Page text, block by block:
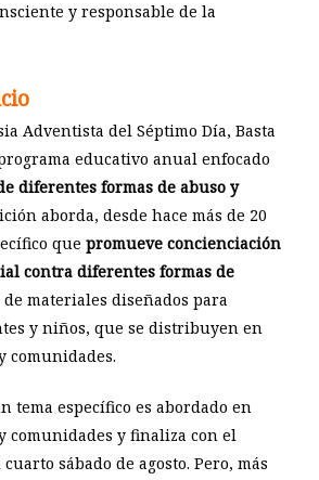
y responsable de la
Adventista del Séptimo Día, Basta
educativo anual enfocado
diferentes formas de abuso y
aborda, desde hace más de 20
que promueve concienciación
contra diferentes formas de
de materiales diseñados para
y niños, que se distribuyen en
comunidades.
tema específico es abordado en
comunidades y finaliza con el
sábado de agosto. Pero, más